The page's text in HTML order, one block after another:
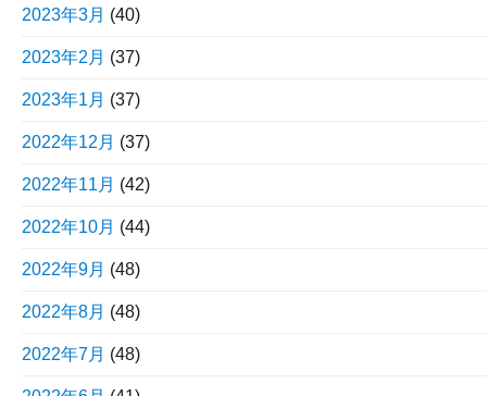
2023年3月 (40)
2023年2月 (37)
2023年1月 (37)
2022年12月 (37)
2022年11月 (42)
2022年10月 (44)
2022年9月 (48)
2022年8月 (48)
2022年7月 (48)